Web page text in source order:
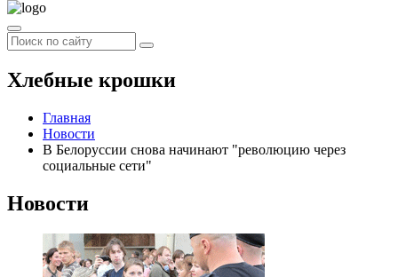
Хлебные крошки
Главная
Новости
В Белоруссии снова начинают "революцию через
социальные сети"
Новости